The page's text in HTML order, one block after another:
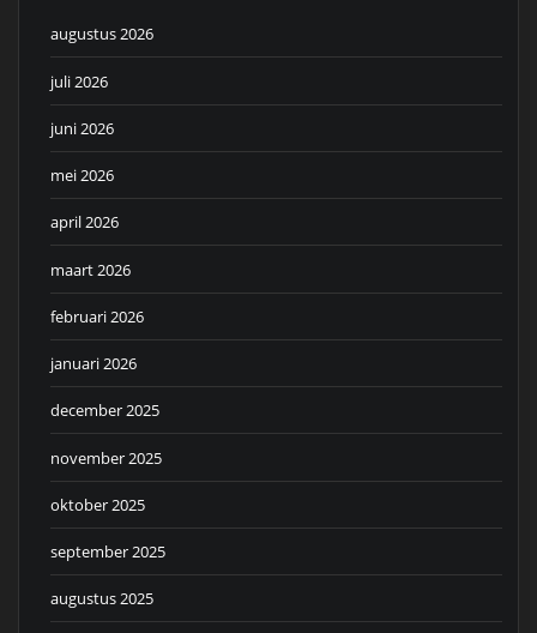
augustus 2026
juli 2026
juni 2026
mei 2026
april 2026
maart 2026
februari 2026
januari 2026
december 2025
november 2025
oktober 2025
september 2025
augustus 2025